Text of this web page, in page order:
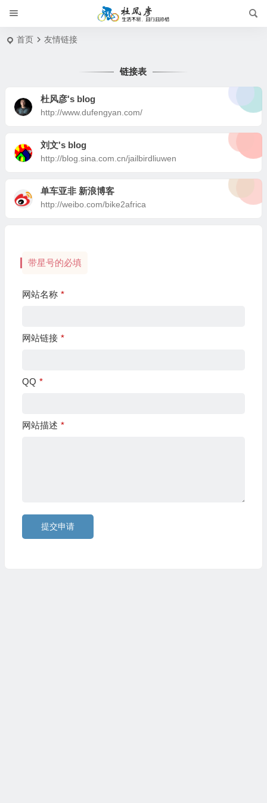
首页 友情链接
链接表
杜风彦's blog
http://www.dufengyan.com/
刘文's blog
http://blog.sina.com.cn/jailbirdliuwen
单车亚非 新浪博客
http://weibo.com/bike2africa
带星号的必填
网站名称 *
网站链接 *
QQ *
网站描述 *
提交申请